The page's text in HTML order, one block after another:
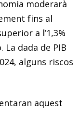
moderarà
fins al
a l’1,3%
La dada de PIB
alguns riscos
aquest